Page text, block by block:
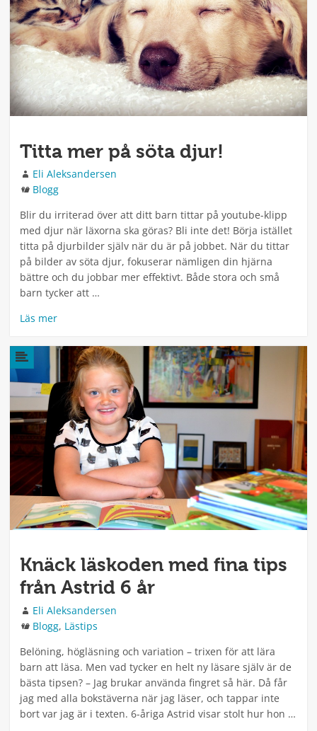
Titta mer på söta djur!
Författare
Eli Aleksandersen
Kategorier
Blogg
Blir du irriterad över att ditt barn tittar på youtube-klipp
med djur när läxorna ska göras? Bli inte det! Börja istället
titta på djurbilder själv när du är på jobbet. När du tittar
på bilder av söta djur, fokuserar nämligen din hjärna
bättre och du jobbar mer effektivt. Både stora och små
barn tycker att …
Läs mer
Knäck läskoden med fina tips
från Astrid 6 år
Författare
Eli Aleksandersen
Kategorier
Blogg, Lästips
Belöning, högläsning och variation – trixen för att lära
barn att läsa. Men vad tycker en helt ny läsare själv är de
bästa tipsen? – Jag brukar använda fingret så här. Då får
jag med alla bokstäverna när jag läser, och tappar inte
bort var jag är i texten. 6-åriga Astrid visar stolt hur hon …